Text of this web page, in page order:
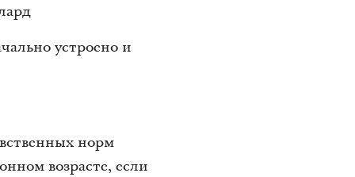
устроено и
норм
возрасте, если